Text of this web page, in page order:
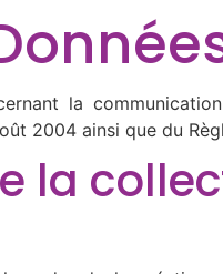
la
2004 ainsi que du
la